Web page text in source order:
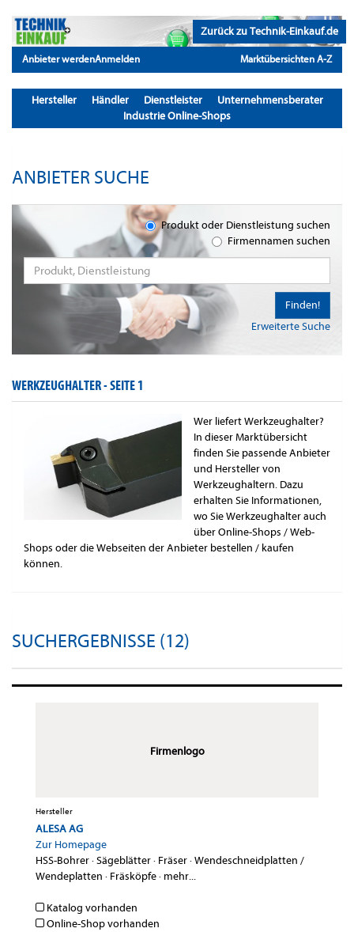
Zurück zu Technik-Einkauf.de
Anbieter werdenAnmelden Marktübersichten A-Z
Hersteller Händler Dienstleister
Unternehmensberater
Industrie Online-Shops
ANBIETER SUCHE
Produkt oder Dienstleistung suchen
Firmennamen suchen
Erweiterte Suche
Finden!
WERKZEUGHALTER -SEITE 1
Wer liefert Werkzeughalter?
In dieser Marktübersicht
finden Sie passende Anbieter
und Hersteller von
Werkzeughaltern. Dazu
erhalten Sie Informationen,
wo Sie Werkzeughalter auch
über Online-Shops / Web-
Shops oder die Webseiten der Anbieter bestellen / kaufen
können.
SUCHERGEBNISSE (12)
Firmenlogo
Hersteller
ALESA AG
Zur Homepage
HSS-Bohrer·Sägeblätter· Fräser·Wendeschneidplatten /
Wendeplatten · Fräsköpfe· mehr...
Katalog vorhanden
Online-Shop vorhanden